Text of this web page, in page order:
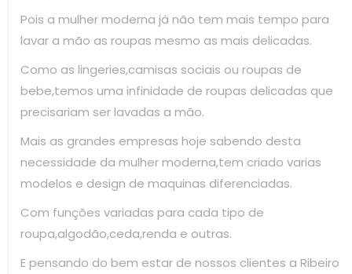
Pois a mulher moderna já não tem mais tempo para
lavar a mão as roupas mesmo as mais delicadas.
Como as lingeries,camisas sociais ou roupas de
bebe,temos uma infinidade de roupas delicadas que
precisariam ser lavadas a mão.
Mais as grandes empresas hoje sabendo desta
necessidade da mulher moderna,tem criado varias
modelos e design de maquinas diferenciadas.
Com funções variadas para cada tipo de
roupa,algodão,ceda,renda e outras.
E pensando do bem estar de nossos clientes a Ribeiro